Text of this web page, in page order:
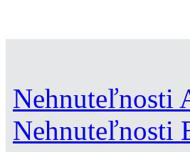
Nehnuteľnosti
Nehnuteľnosti